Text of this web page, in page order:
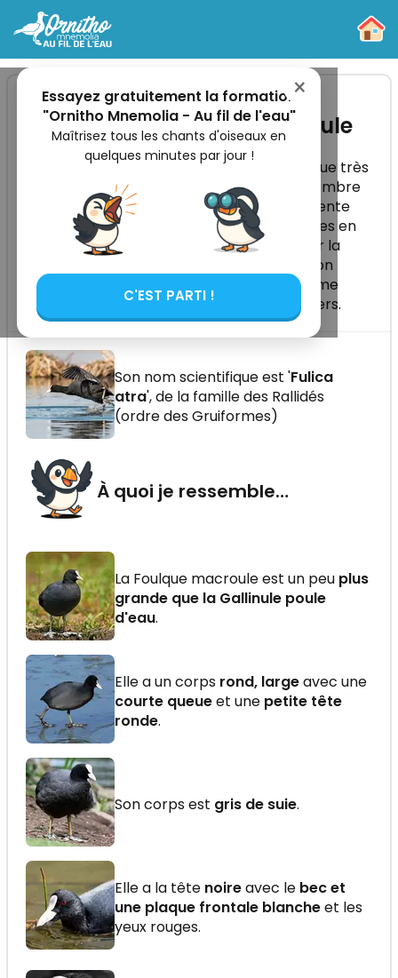
Identifier la Foulque macroule
La Foulque macroule est un oiseau aquatique très
courant, reconnaissable à son plumage sombre
et à sa plaque frontale blanche. Elle fréquente
surtout les lacs, étangs et plans d’eau riches en
végétation. Vous apprendrez ici à identifier la
Foulque macroule, comprendre ses cris, son
comportement, sa reproduction, son régime
alimentaire et ses déplacements saisonniers.
Son nom scientifique est 'Fulica
atra', de la famille des Rallidés
(ordre des Gruiformes)
À quoi je ressemble…
La Foulque macroule est un peu plus
grande que la Gallinule poule
d'eau.
Elle a un corps rond, largeavec une
courte queueet une petite tête
ronde.
Son corps est gris de suie.
Elle a la tête noireavec le bec et
une plaque frontale blancheet les
yeux rouges.
×
Essayez gratuitement la formation
"Ornitho Mnemolia - Au fil de l'eau"
Maîtrisez tous les chants d'oiseaux en
quelques minutes par jour !
C'EST PARTI !